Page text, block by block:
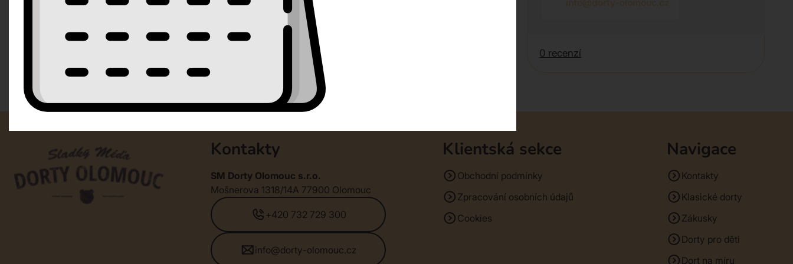
0 recenzí
Kontakty
SM Dorty Olomouc s.r.o.
Mošnerova 1318/14A 77900 Olomouc
+420 732 729 300
info@dorty-olomouc.cz
Klientská sekce
Obchodní podmínky
Zpracování osobních údajů
Cookies
Navigace
Kontakty
Klasické dorty
Zákusky
Dorty pro děti
Dort na míru